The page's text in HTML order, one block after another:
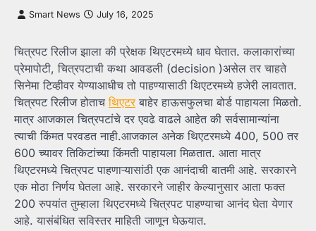
Smart News July 16, 2025
चित्रपट रिलीज झाला की प्रेक्षक थिएटरमध्ये धाव घेतात. कलाकारांच्या
प्रेमापोटी, चित्रपटाची कथा आवडली (decision )असेल तर चाहते
सिनेमा टिव्हीवर येण्याआधीच तो पाहण्यासाठी थिएटरमध्ये हजेरी लावतात.
चित्रपट रिलीज होताचथिएटरबाहेर हाऊसफुलचा बोर्ड पाहायला मिळतो.
मात्र आजकाल चित्रपटांचे दर एवढे वाढले आहेत की सर्वसामान्यांना
त्याची किंमत परवडत नाही.आजकाल अनेक थिएटरमध्ये 400, 500 तर
600 च्यावर तिकिटांच्या किंमती पाहायला मिळतात. आता मात्र
थिएटरमध्ये चित्रपट पाहणाऱ्यासांठी एक आनंदाची बातमी आहे. सरकारने
एक मोठा निर्णय घेतला आहे. सरकारने जाहीर केल्यानुसार आता फक्त
200 रुपयांत तुम्हाला थिएटरमध्ये चित्रपट पाहण्याचा आनंद घेता येणार
आहे. यासंबंधित सविस्तर माहिती जाणून घेऊयात.